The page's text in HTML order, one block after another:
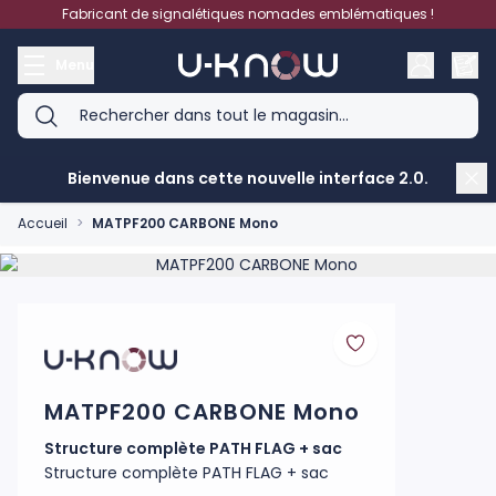
Aller au contenuFabricant de signalétiques nomades emblématiques !
Bienvenue dans cette nouvelle interface 2.0.
Accueil > MATPF200 CARBONE Mono
Product image gallery - scroll to see more images
MATPF200 CARBONE Mono
Structure complète PATH FLAG + sac
Structure complète PATH FLAG + sac